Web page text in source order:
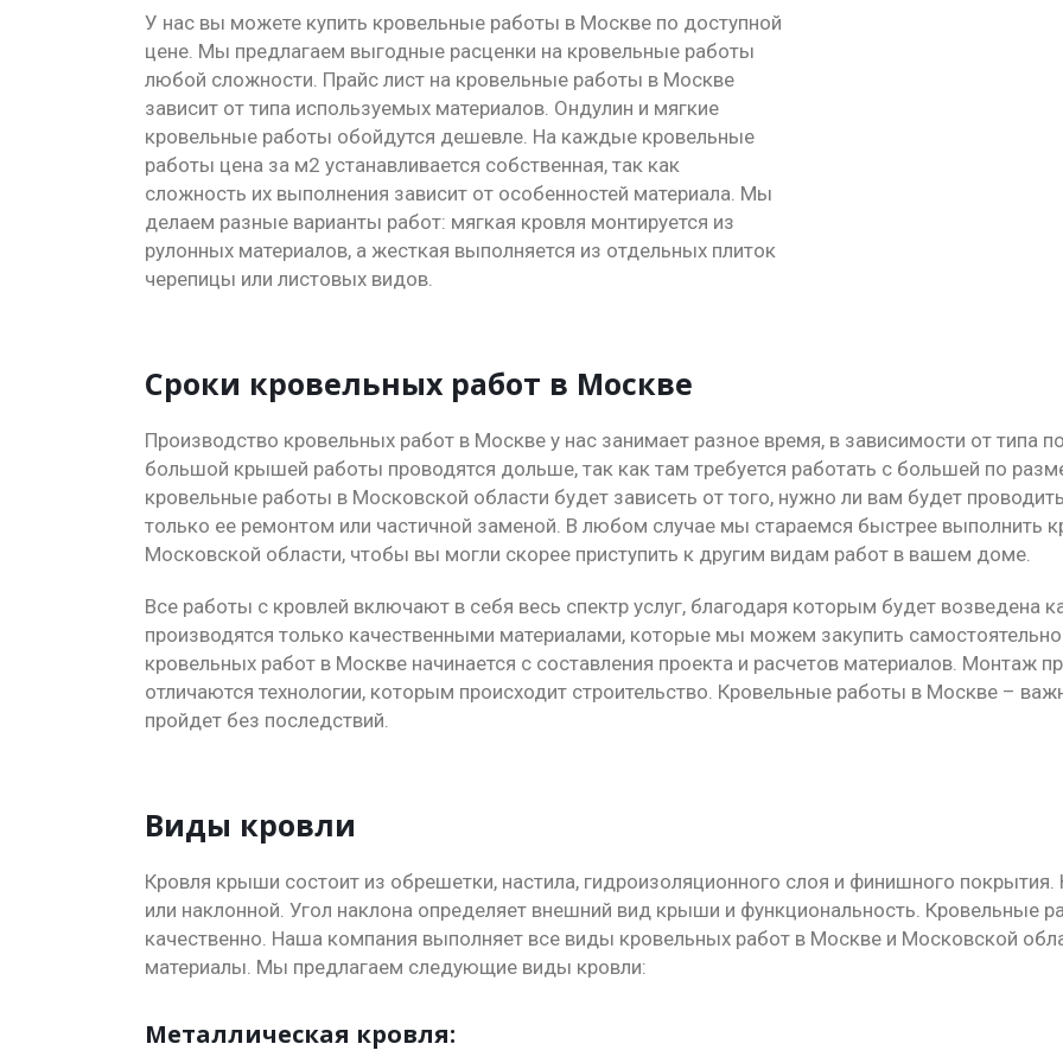
У нас вы можете купить кровельные работы в Москве по доступной
цене. Мы предлагаем выгодные расценки на кровельные работы
любой сложности. Прайс лист на кровельные работы в Москве
зависит от типа используемых материалов. Ондулин и мягкие
кровельные работы обойдутся дешевле. На каждые кровельные
работы цена за м2 устанавливается собственная, так как
сложность их выполнения зависит от особенностей материала. Мы
делаем разные варианты работ: мягкая кровля монтируется из
рулонных материалов, а жесткая выполняется из отдельных плиток
черепицы или листовых видов.
Сроки кровельных работ в Москве
Производство кровельных работ в Москве у нас занимает разное время, в зависимости от типа
большой крышей работы проводятся дольше, так как там требуется работать с большей по
кровельные работы в Московской области будет зависеть от того, нужно ли вам будет
только ее ремонтом или частичной заменой. В любом случае мы стараемся быстрее выполнить
Московской области, чтобы вы могли скорее приступить к другим видам работ в вашем доме.
Все работы с кровлей включают в себя весь спектр услуг, благодаря которым будет
производятся только качественными материалами, которые мы можем закупить
кровельных работ в Москве начинается с составления проекта и расчетов материалов. Монтаж
отличаются технологии, которым происходит строительство. Кровельные работы в Москве –
пройдет без последствий.
Виды кровли
Кровля крыши состоит из обрешетки, настила, гидроизоляционного слоя и финишного
или наклонной. Угол наклона определяет внешний вид крыши и функциональность.
качественно. Наша компания выполняет все виды кровельных работ в Москве и Московской
материалы. Мы предлагаем следующие виды кровли:
Металлическая кровля: